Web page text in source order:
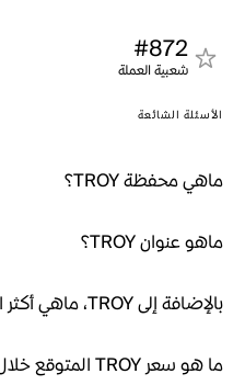
#872
شعبية العملة
الأسئلة الشائعة
ماهي محفظة TROY؟
ماهو عنوان TROY؟
بالإضافة إلى TROY، ماهي أكثر الأصول الرقمية الشائعة؟
ما هو سعر TROY المتوقع خلال السنوات الخمس القادمة؟